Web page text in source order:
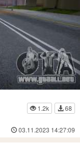
1.2k
68
03.11.2023 14:27:09